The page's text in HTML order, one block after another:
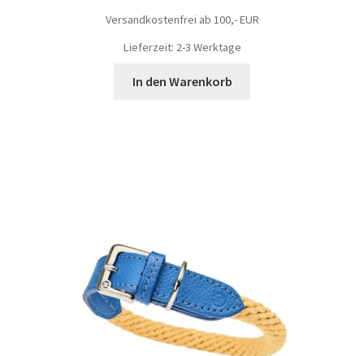
Versandkostenfrei ab 100,- EUR
Lieferzeit: 2-3 Werktage
In den Warenkorb